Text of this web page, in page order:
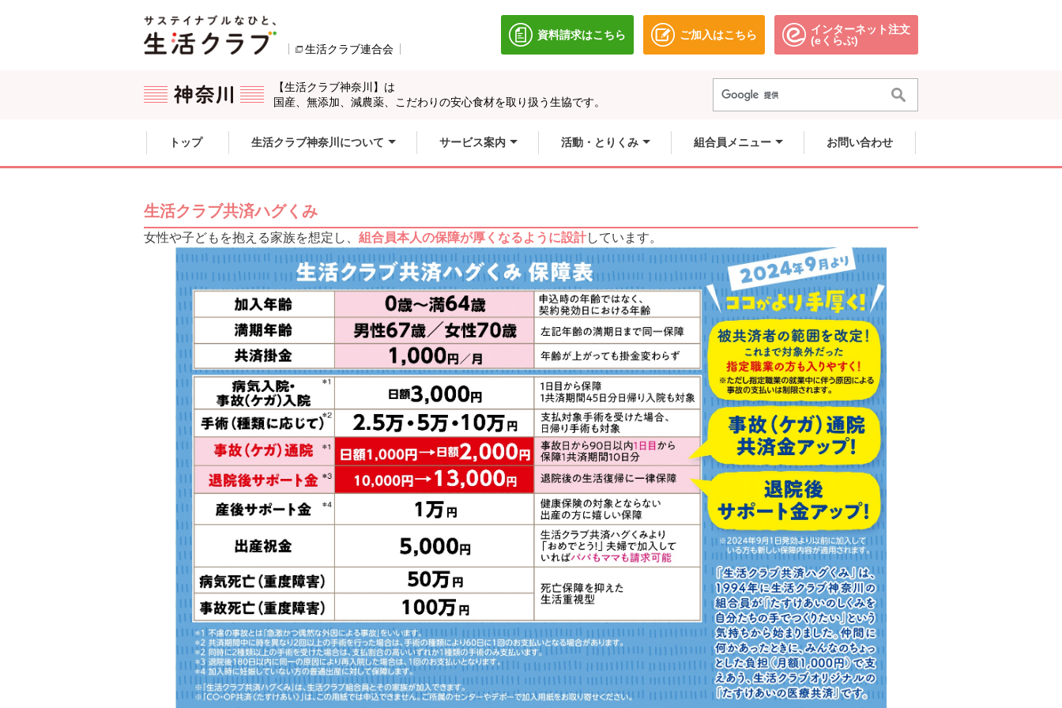
生活クラブ連合会 別のウィンドウで開きます。
資料請求はこちら
別のウィンドウで開きます。ご加入はこちら
別のウィンドウで開きます。
インターネット注文
(eくらぶ)別のウィンドウで開きます。
【生活クラブ神奈川】は
国産、無添加、減農薬、こだわりの安心食材を取り扱う生協です。
別のウィンドウで開きます。
別のウィンドウで開きます。
別のウィンドウで開きます。
ここからサイト内共通メニューです。
サイト内共通メニューをスキップする
トップ 生活クラブ神奈川について サービス案内 活動・とりくみ 組合員メニュー お問い合わせ
生活クラブ共済ハグくみ
女性や子どもを抱える家族を想定し、 組合員本人の保障が厚くなるように設計しています。